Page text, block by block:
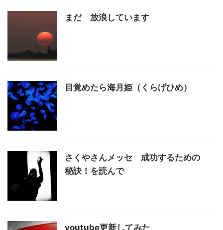
まだ 放浪しています
目覚めたら海月姫（くらげひめ）
さくやさんメッセ 成功するための
秘訣！を読んで
youtube更新してみた